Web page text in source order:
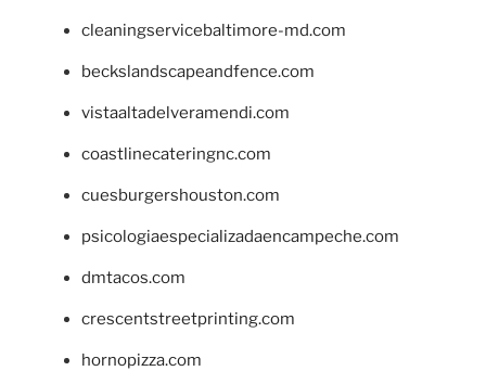
cleaningservicebaltimore-md.com
beckslandscapeandfence.com
vistaaltadelveramendi.com
coastlinecateringnc.com
cuesburgershouston.com
psicologiaespecializadaencampeche.com
dmtacos.com
crescentstreetprinting.com
hornopizza.com